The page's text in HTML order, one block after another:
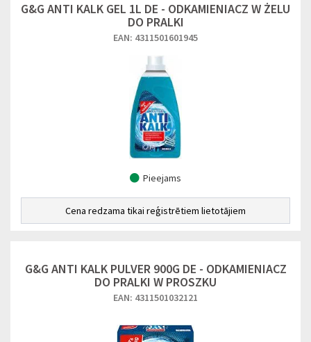
G&G ANTI KALK GEL 1L DE - ODKAMIENIACZ W ŻELU
DO PRALKI
EAN: 4311501601945
Pieejams
Cena redzama tikai reģistrētiem lietotājiem
G&G ANTI KALK PULVER 900G DE - ODKAMIENIACZ
DO PRALKI W PROSZKU
EAN: 4311501032121